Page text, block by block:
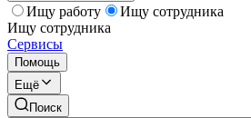
Ищу работу
Ищу сотрудника
Ищу сотрудника
Сервисы
Помощь
Ещё
Поиск